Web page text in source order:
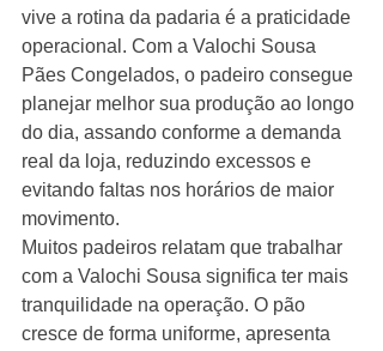
vive a rotina da padaria é a praticidade
operacional. Com a Valochi Sousa
Pães Congelados, o padeiro consegue
planejar melhor sua produção ao longo
do dia, assando conforme a demanda
real da loja, reduzindo excessos e
evitando faltas nos horários de maior
movimento.
Muitos padeiros relatam que trabalhar
com a Valochi Sousa significa ter mais
tranquilidade na operação. O pão
cresce de forma uniforme, apresenta